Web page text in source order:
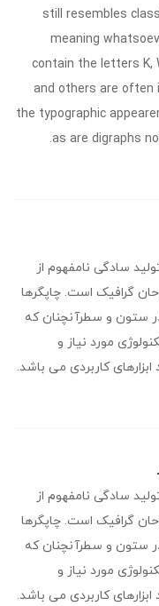
still resembles
meaning
contain the letters K,
and others are often
the typographic
as are digraphs
سادگی نامفهوم از
گرافیک است. چاپگرها
ستون و سطرآنچنان که
مورد نیاز و
کاربردی می باشد.
سادگی نامفهوم از
گرافیک است. چاپگرها
ستون و سطرآنچنان که
مورد نیاز و
کاربردی می باشد.